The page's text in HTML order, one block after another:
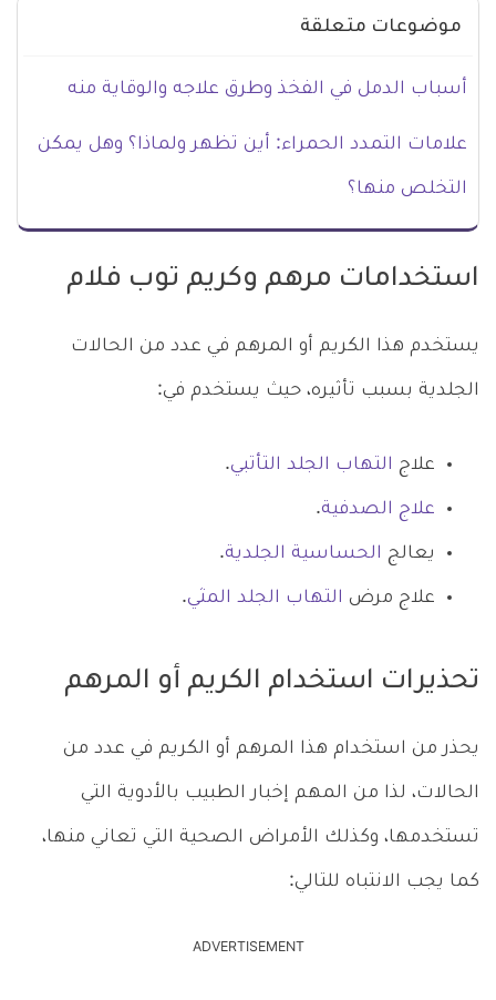
موضوعات متعلقة
أسباب الدمل في الفخذ وطرق علاجه والوقاية منه
علامات التمدد الحمراء: أين تظهر ولماذا؟ وهل يمكن
التخلص منها؟
استخدامات مرهم وكريم توب فلام
يستخدم هذا الكريم أو المرهم في عدد من الحالات
الجلدية بسبب تأثيره، حيث يستخدم في:
علاج التهاب الجلد التأتبي.
علاج الصدفية.
يعالج الحساسية الجلدية.
علاج مرض التهاب الجلد المثي.
تحذيرات استخدام الكريم أو المرهم
يحذر من استخدام هذا المرهم أو الكريم في عدد من
الحالات، لذا من المهم إخبار الطبيب بالأدوية التي
تستخدمها، وكذلك الأمراض الصحية التي تعاني منها،
كما يجب الانتباه للتالي:
ADVERTISEMENT